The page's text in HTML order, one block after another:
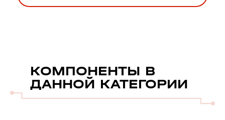
КОМПОНЕНТЫ В
ДАННОЙ КАТЕГОРИИ